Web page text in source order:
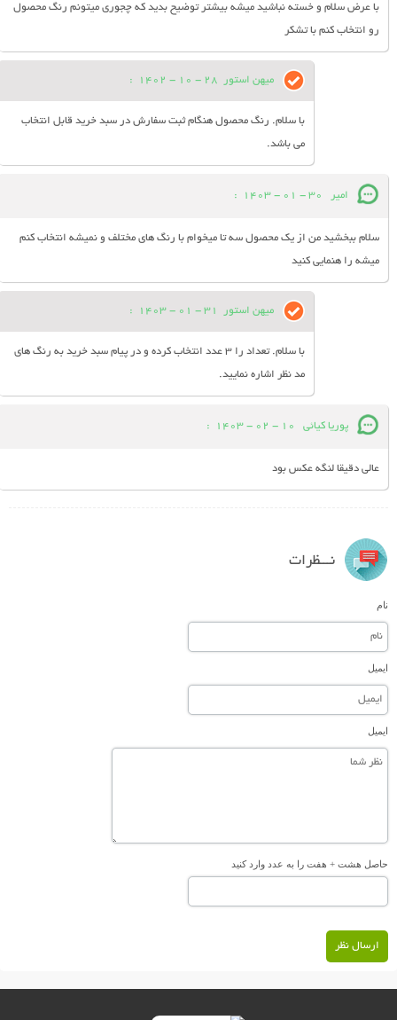
با عرض سلام و خسته نباشید میشه بیشتر توضیح بدید که چجوری میتونم رنگ محصول
رو انتخاب کنم با تشکر
میهن استور 28 - 10 - 1402
:
با سلام. رنگ محصول هنگام ثبت سفارش در سبد خرید قابل انتخاب
می باشد.
امیر 30 - 01 - 1403
:
سلام ببخشید من از یک محصول سه تا میخوام با رنگ های مختلف و نمیشه انتخاب کنم
میشه را هنمایی کنید
میهن استور 31 - 01 - 1403
:
با سلام. تعداد را 3 عدد انتخاب کرده و در پیام سبد خرید به رنگ های
مد نظر اشاره نمایید.
پوریا کیائی 10 - 02 - 1403
:
عالی دقیقا لنگه عکس بود
نـــظرات
نام
ایمیل
ایمیل
حاصل هشت + هفت را به عدد وارد کنید
ارسال نظر